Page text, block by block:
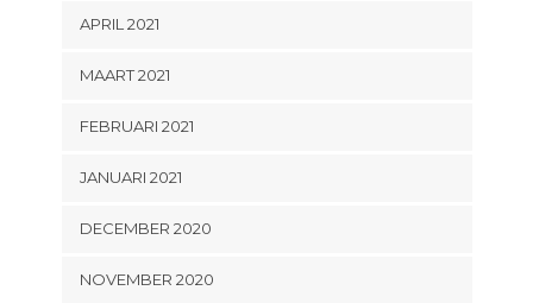
APRIL 2021
MAART 2021
FEBRUARI 2021
JANUARI 2021
DECEMBER 2020
NOVEMBER 2020